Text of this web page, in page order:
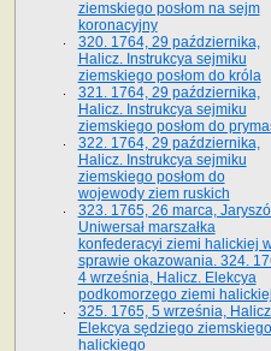
ziemskiego posłom na sejm
koronacyjny
320. 1764, 29 października,
Halicz. Instrukcya sejmiku
ziemskiego posłom do króla
321. 1764, 29 października,
Halicz. Instrukcya sejmiku
ziemskiego posłom do
322. 1764, 29 października,
Halicz. Instrukcya sejmiku
ziemskiego posłom do
wojewody ziem ruskich
323. 1765, 26 marca,
Uniwersał marszałka
konfederacyi ziemi halickiej
sprawie okazowania. 324.
4 września, Halicz. Elekcya
podkomorzego ziemi halickiej
325. 1765, 5 września,
Elekcya sędziego ziemskiego
halickiego